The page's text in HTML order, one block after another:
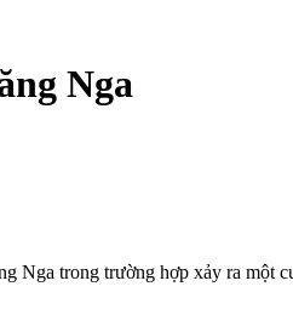
Nga
Nga trong trường hợp xảy ra một